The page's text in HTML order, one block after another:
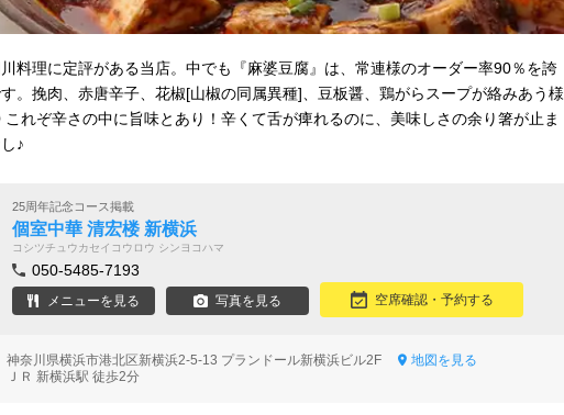
料理に定評がある当店。中でも『麻婆豆腐』は、常連様のオーダー率90％を誇
。挽肉、赤唐辛子、花椒[山椒の同属異種]、豆板醤、鶏がらスープが絡みあう様
れぞ辛さの中に旨味とあり！辛くて舌が痺れるのに、美味しさの余り箸が止ま
♪
25周年記念コース掲載
個室中華 清宏楼 新横浜
コシツチュウカセイコウロウ シンヨコハマ
050-5485-7193
メニューを見る 写真を見る 空席確認・予約する
神奈川県横浜市港北区新横浜2-5-13 プランドール新横浜ビル2F
地図を見る
ＪＲ 新横浜駅 徒歩2分